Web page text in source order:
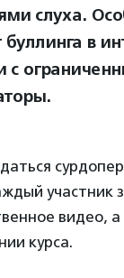
слуха.
в
с
участник
видео,
курса.